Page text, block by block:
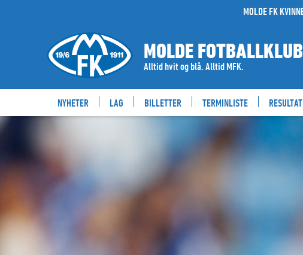
MOLDE FK
MOLDE
Alltid hvit og blå. Alltid MFK.
NYHETER LAG BILLETTER TERMINLISTE